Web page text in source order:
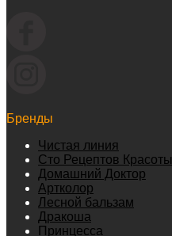
Бренды
Чистая линия
Сто Рецептов Красоты
Домашний Доктор
Артколор
Лесной бальзам
Дракоша
Принцесса